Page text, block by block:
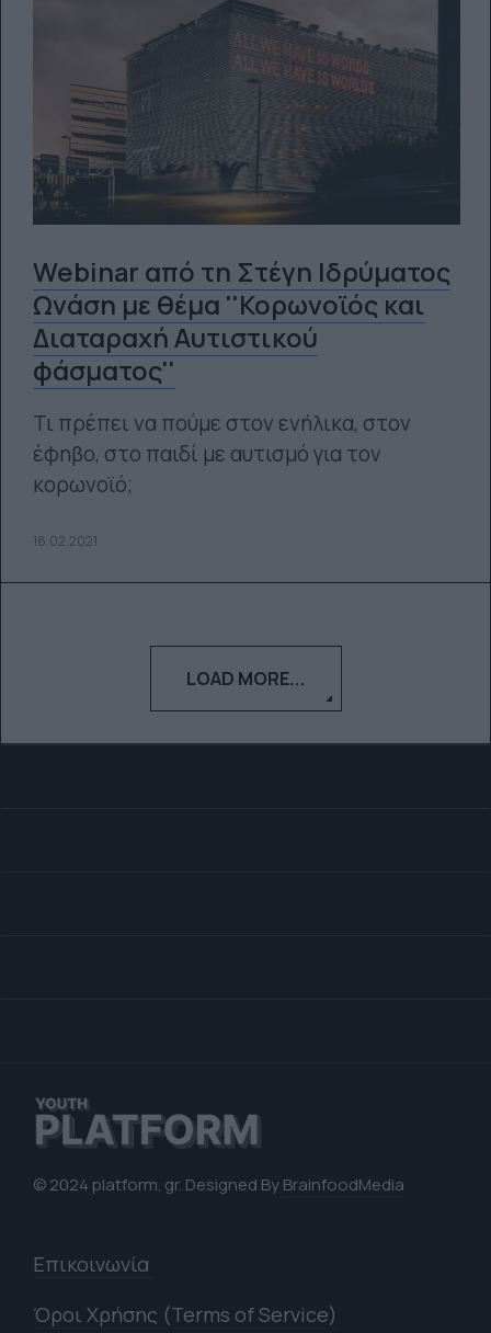
Webinar από τη Στέγη Ιδρύματος
Ωνάση με θέμα ''Κορωνοϊός και
Διαταραχή Αυτιστικού
φάσματος''
Τι πρέπει να πούμε στον ενήλικα, στον
έφηβο, στο παιδί με αυτισμό για τον
κορωνοϊό;
18.02.2021
LOAD MORE...
© 2024 platform. gr. Designed ByBrainfoodMedia
Επικοινωνία
Όροι Χρήσης (Terms of Service)